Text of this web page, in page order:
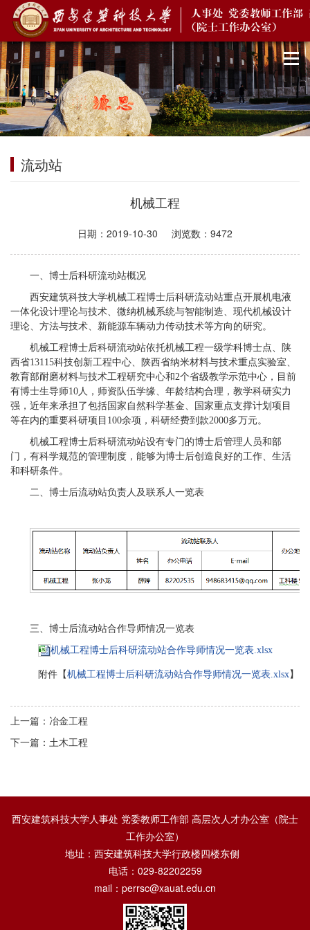
流动站
机械工程
日期： 2019-10-30 浏览数： 9472
一、博士后科研流动站概况
西安建筑科技大学机械工程博士后科研流动站重点开展机电液
一体化设计理论与技术、微纳机械系统与智能制造、现代机械设计
理论、方法与技术、新能源车辆动力传动技术等方向的研究。
机械工程博士后科研流动站依托机械工程一级学科博士点、陕
西省13115科技创新工程中心、陕西省纳米材料与技术重点实验室、
教育部耐磨材料与技术工程研究中心和2个省级教学示范中心，目前
有博士生导师10人，师资队伍学缘、年龄结构合理，教学科研实力
强，近年来承担了包括国家自然科学基金、国家重点支撑计划项目
等在内的重要科研项目100余项，科研经费到款2000多万元。
机械工程博士后科研流动站设有专门的博士后管理人员和部
门，有科学规范的管理制度，能够为博士后创造良好的工作、生活
和科研条件。
二、博士后流动站负责人及联系人一览表
三、博士后流动站合作导师情况一览表
机械工程博士后科研流动站合作导师情况一览表.xlsx
附件【机械工程博士后科研流动站合作导师情况一览表.xlsx】
上一篇：冶金工程
下一篇：土木工程
西安建筑科技大学人事处 党委教师工作部 高层次人才办公室（院士
工作办公室）
地址：西安建筑科技大学行政楼四楼东侧
电话：029-82202259
mail：perrsc@xauat.edu.cn